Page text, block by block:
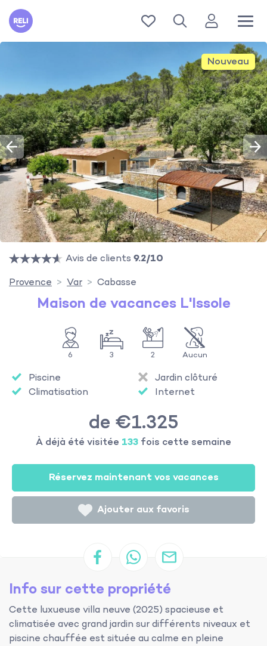
Reli
Nouveau
Avis de clients 9.2/10
Provence
Var Cabasse
Maison de vacances L'Issole
6 3 2 Aucun
Piscine
Climatisation
Jardin clôturé
Internet
de €1.325
À déjà été visitée 133 fois cette semaine
Réservez maintenant vos vacances
Ajouter aux favoris
Info sur cette propriété
Cette luxueuse villa neuve (2025) spacieuse et
climatisée avec grand jardin sur différents niveaux et
piscine chauffée est située au calme en pleine